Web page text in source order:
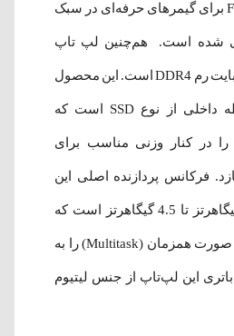
FX706HEB-HX089W برای گیمرهای حرفه‌ای در سبک
شده است. هم‌چنین لپ تاپ
ایسوس دارای 16 گیگابایت رم DDR4 است. این محصول
دارای1 ترابایت حافظه داخلی از نوع SSD است که
در کنار وزنی مناسب برای
فرکانس پردازنده اصلی این
محصول معادل 2.7 گیگاهرتز تا 4.5 گیگاهرتز است که
توانایی انجام کارها به صورت همزمان (Multitask) را به
این لپ‌تاپ از جنس لیتیوم